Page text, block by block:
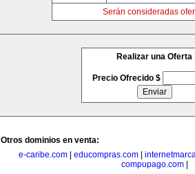
Serán consideradas
Realizar una Oferta
Precio Ofrecido $
Otros dominios en venta:
e-caribe.com| educompras.com|
compupago.com|